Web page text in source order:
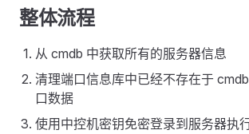
整体流程
从 cmdb 中获取所有的服务器信息
清理端口信息库中已经不存在于
口数据
使用中控机密钥免密登录到服务器执